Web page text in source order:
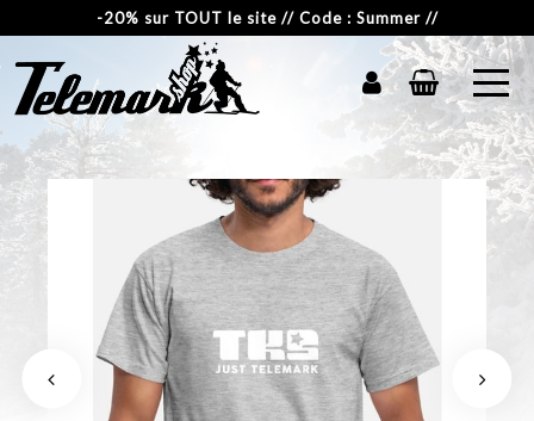
-20% sur TOUT le site // Code : Summer //